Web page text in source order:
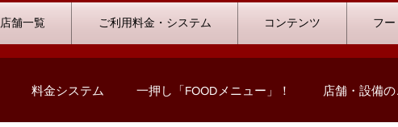
店舗一覧 ご利用料金・システム コンテンツ フ
料金システム 一押し「FOODメニュー」！ 店舗・設備